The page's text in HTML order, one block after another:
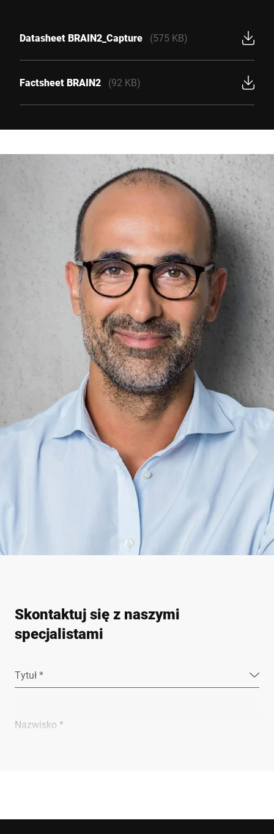
Datasheet BRAIN2_Capture (575 KB)
Factsheet BRAIN2 (92 KB)
Skontaktuj się z naszymi
specjalistami
Tytuł *
Nazwisko *
E-mail *